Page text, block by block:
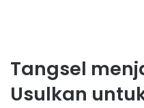
Tangsel
Usulkan